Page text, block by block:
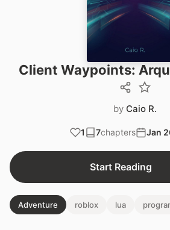
Client Waypoints:
by Caio R.
1 7chapters Jan
Start Reading
Adventure roblox lua